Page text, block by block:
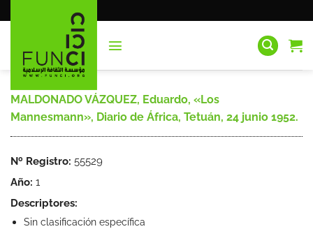
al
MALDONADO VÁZQUEZ, Eduardo, «Los
Mannesmann», Diario de África, Tetuán, 24 junio 1952.
Nº Registro: 55529
Año: 1
Descriptores:
Sin clasificación específica